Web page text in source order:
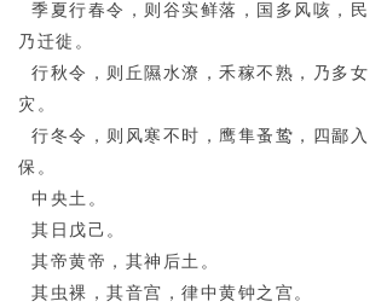
季夏行春令，则谷实鲜落，国多风咳，民
乃迁徙。
行秋令，则丘隰水潦，禾稼不熟，乃多女
灾。
行冬令，则风寒不时，鹰隼蚤鸷，四鄙入
保。
中央土。
其日戊己。
其帝黄帝，其神后土。
其虫裸，其音宫，律中黄钟之宫。